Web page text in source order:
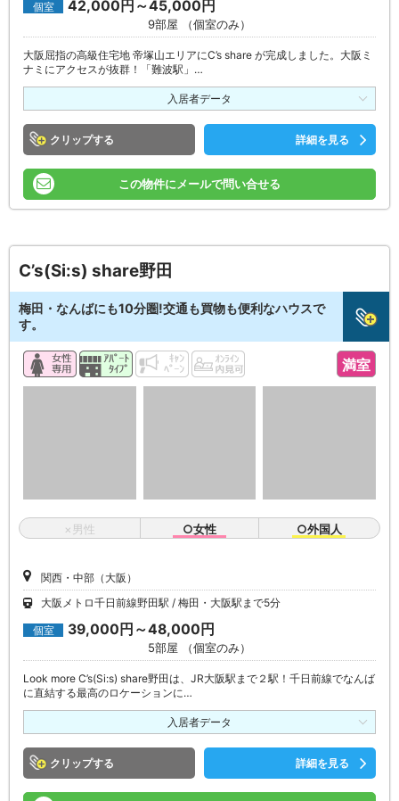
個室 42,000円～45,000円
9部屋 （個室のみ）
大阪屈指の高級住宅地 帝塚山エリアにC’s share が完成しました。大阪ミ
ナミにアクセスが抜群！「難波駅」…
入居者データ
クリップ 詳細を見る
この物件にメールで問い合せる
C’s(Si:s) share野田
梅田・なんばにも10分圏!交通も買物も便利なハウスで
す。
満室
×男性 ○女性 ○外国人
関西・中部（大阪）
大阪メトロ千日前線野田駅
梅田・大阪駅まで5分
個室 39,000円～48,000円
5部屋 （個室のみ）
Look more C’s(Si:s) share野田は、JR大阪駅まで２駅！千日前線でなんば
に直結する最高のロケーションに…
入居者データ
クリップ 詳細を見る